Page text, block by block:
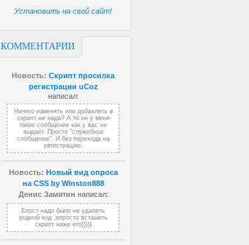
Установить на свой сайт!
КОММЕНТАРИИ
Новость: Скрипт просилка
регистрации uCoz
написал:
Ничего изменять или добавлять в
скрипт не надо? А то он у меня
такое сообщение как у вас не
выдаёт. Просто "служебное
сообщение". И без перехода на
регистрацию.
Новость: Новый вид опроса
на CSS by Winston888
Денис Замятин написал:
Епрст надо было не удалять
родной код ,апросто встаыить
скрипт ниже его)))))